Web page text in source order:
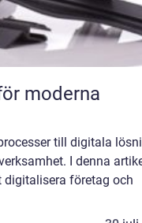
till digitala
I denna
företag och